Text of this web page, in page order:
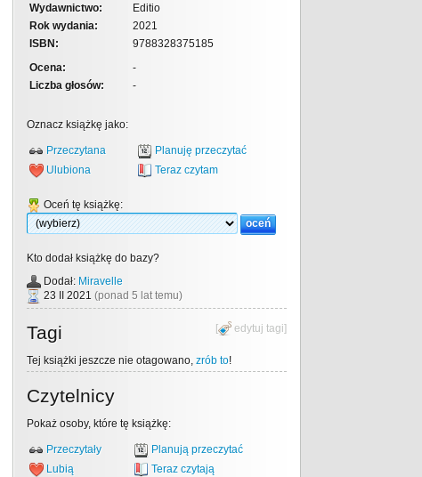
Wydawnictwo:
Editio
Rok wydania:
2021
ISBN:
9788328375185
Ocena:
-
Liczba głosów:
-
Oznacz książkę jako:
Przeczytana
Planuję przeczytać
Ulubiona
Teraz czytam
Oceń tę książkę:
Kto dodał książkę do bazy?
Dodał: Miravelle
23 II 2021 (ponad 5 lat temu)
[ edytuj tagi]
Tagi
Tej książki jeszcze nie otagowano, zrób to!
Czytelnicy
Pokaż osoby, które tę książkę:
Przeczytały
Planują przeczytać
Lubią
Teraz czytają